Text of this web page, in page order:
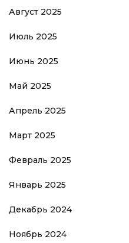
Август 2025
Июль 2025
Июнь 2025
Май 2025
Апрель 2025
Март 2025
Февраль 2025
Январь 2025
Декабрь 2024
Ноябрь 2024